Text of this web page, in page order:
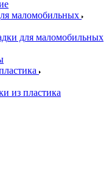
маломобильных
для маломобильных
из пластика